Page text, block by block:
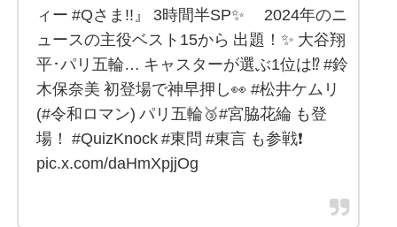
ィー #Qさま!!』 3時間半SP✨ 2024年のニ
ュースの主役ベスト15から 出題！✨ 大谷翔
平･パリ五輪… キャスターが選ぶ1位は⁉️ #鈴
木保奈美 初登場で神早押し👀 #松井ケムリ
(#令和ロマン) パリ五輪🥉#宮脇花綸 も登
場！ #QuizKnock #東問 #東言 も参戦❗️
pic.x.com/daHmXpjjOg